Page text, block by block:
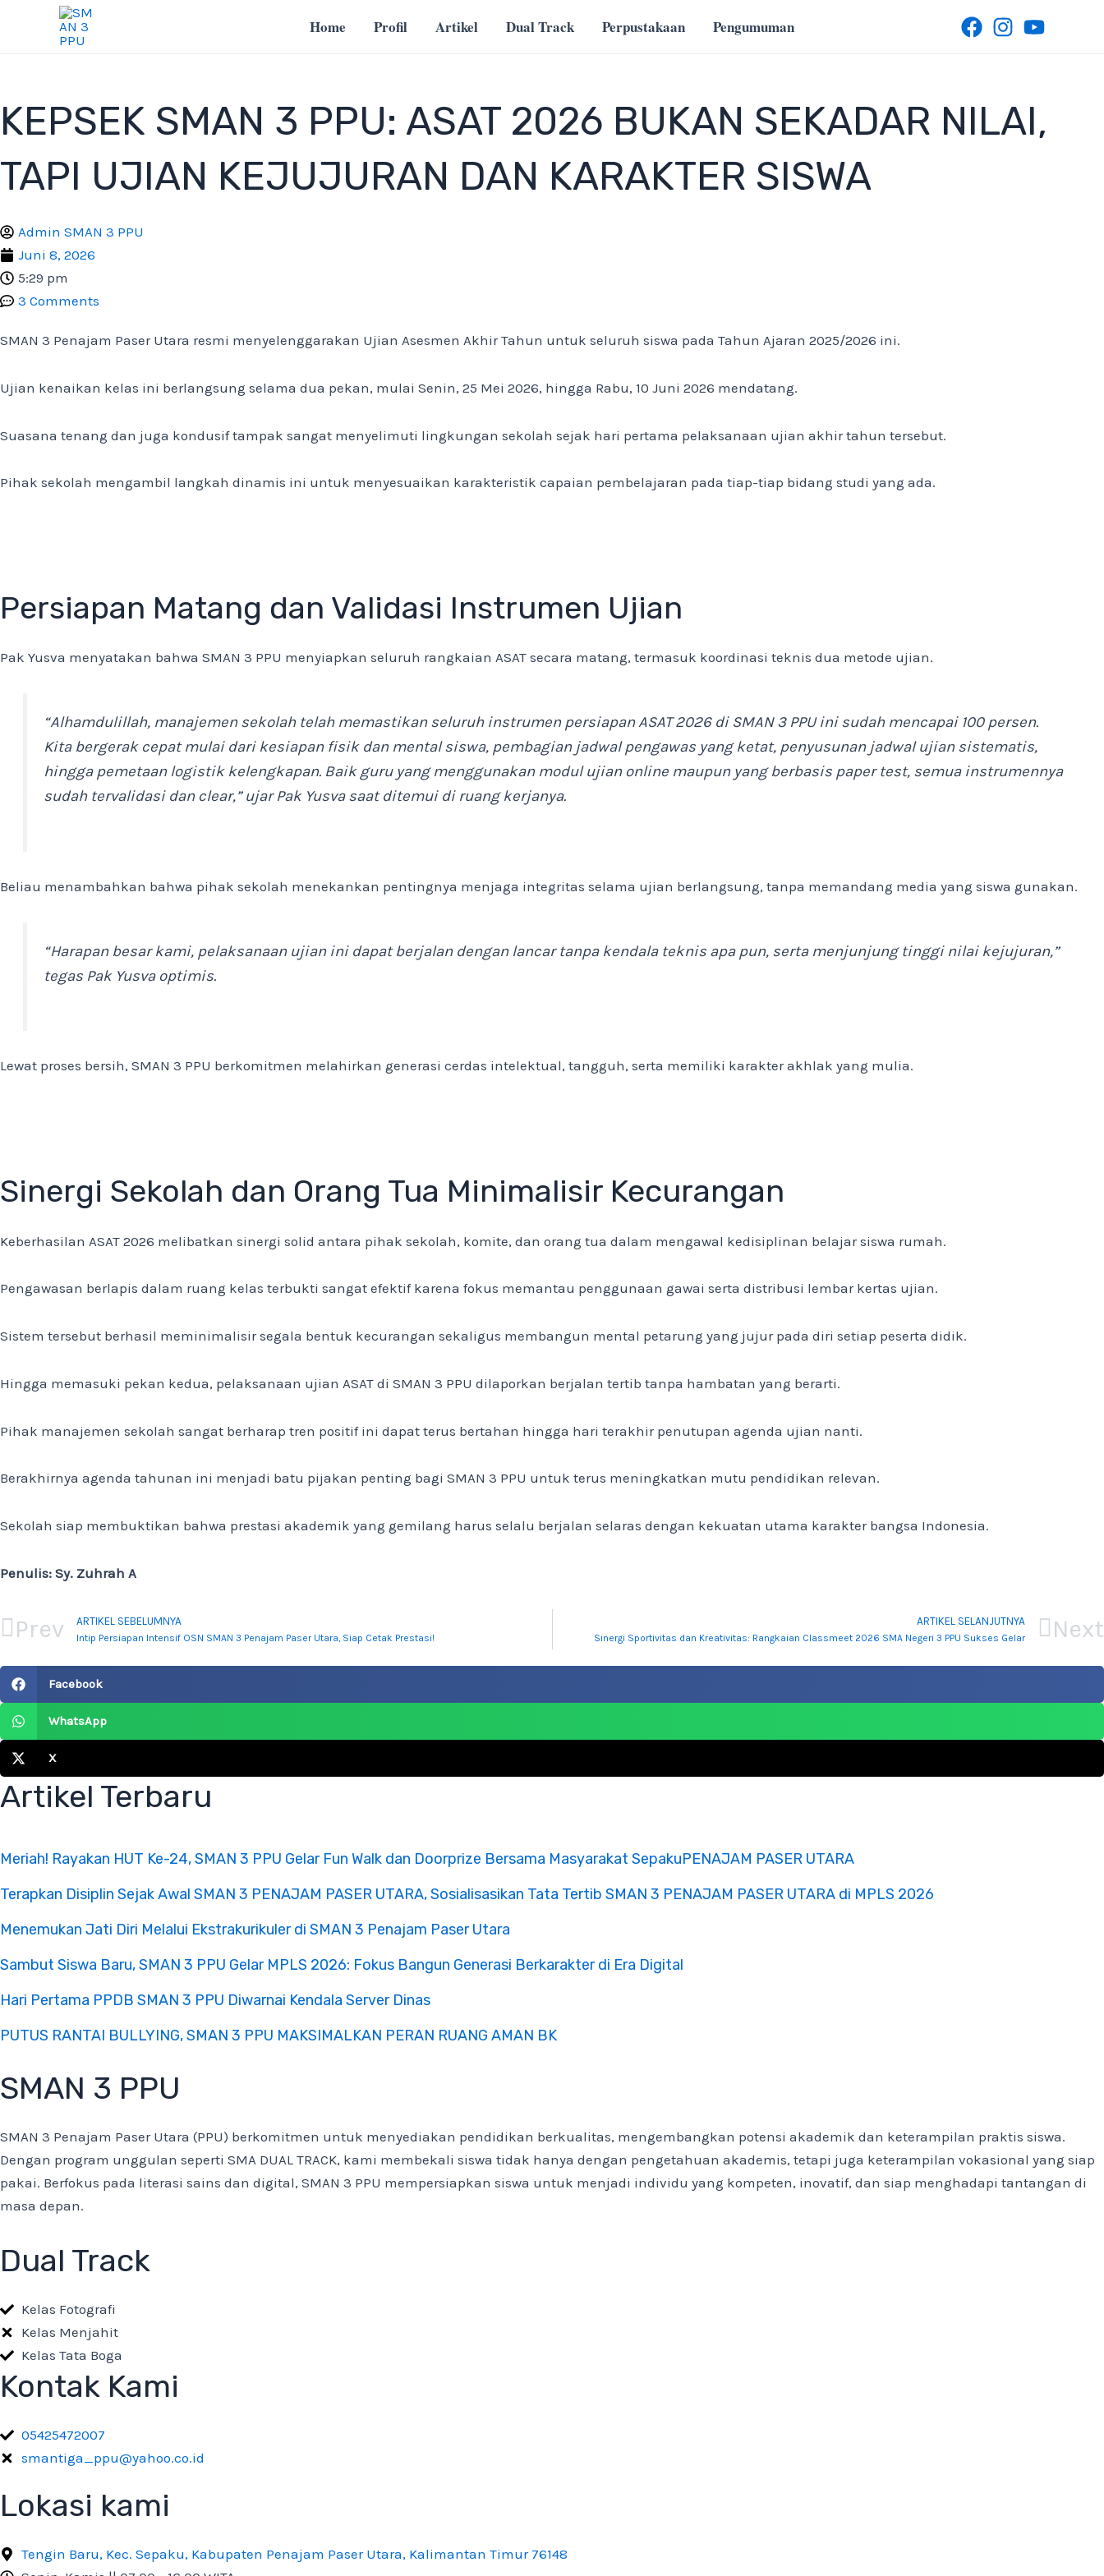
Home Profil Artikel Dual Track Perpustakaan Pengumuman
KEPSEK SMAN 3 PPU: ASAT 2026 BUKAN SEKADAR NILAI,
TAPI UJIAN KEJUJURAN DAN KARAKTER SISWA
Admin SMAN 3 PPU
Juni 8, 2026
5:29 pm
3 Comments
SMAN 3 Penajam Paser Utara resmi menyelenggarakan Ujian Asesmen Akhir Tahun untuk seluruh siswa pada Tahun Ajaran 2025/2026 ini.
Ujian kenaikan kelas ini berlangsung selama dua pekan, mulai Senin, 25 Mei 2026, hingga Rabu, 10 Juni 2026 mendatang.
Suasana tenang dan juga kondusif tampak sangat menyelimuti lingkungan sekolah sejak hari pertama pelaksanaan ujian akhir tahun tersebut.
Pihak sekolah mengambil langkah dinamis ini untuk menyesuaikan karakteristik capaian pembelajaran pada tiap-tiap bidang studi yang ada.
Persiapan Matang dan Validasi Instrumen Ujian
Pak Yusva menyatakan bahwa SMAN 3 PPU menyiapkan seluruh rangkaian ASAT secara matang, termasuk koordinasi teknis dua metode ujian.
“Alhamdulillah, manajemen sekolah telah memastikan seluruh instrumen persiapan ASAT 2026 di SMAN 3 PPU ini sudah mencapai 100 persen.
Kita bergerak cepat mulai dari kesiapan fisik dan mental siswa, pembagian jadwal pengawas yang ketat, penyusunan jadwal ujian sistematis,
hingga pemetaan logistik kelengkapan. Baik guru yang menggunakan modul ujian online maupun yang berbasis paper test, semua instrumennya
sudah tervalidasi dan clear,” ujar Pak Yusva saat ditemui di ruang kerjanya.
Beliau menambahkan bahwa pihak sekolah menekankan pentingnya menjaga integritas selama ujian berlangsung, tanpa memandang media yang siswa gunakan.
“Harapan besar kami, pelaksanaan ujian ini dapat berjalan dengan lancar tanpa kendala teknis apa pun, serta menjunjung tinggi nilai kejujuran,”
tegas Pak Yusva optimis.
Lewat proses bersih, SMAN 3 PPU berkomitmen melahirkan generasi cerdas intelektual, tangguh, serta memiliki karakter akhlak yang mulia.
Sinergi Sekolah dan Orang Tua Minimalisir Kecurangan
Keberhasilan ASAT 2026 melibatkan sinergi solid antara pihak sekolah, komite, dan orang tua dalam mengawal kedisiplinan belajar siswa rumah.
Pengawasan berlapis dalam ruang kelas terbukti sangat efektif karena fokus memantau penggunaan gawai serta distribusi lembar kertas ujian.
Sistem tersebut berhasil meminimalisir segala bentuk kecurangan sekaligus membangun mental petarung yang jujur pada diri setiap peserta didik.
Hingga memasuki pekan kedua, pelaksanaan ujian ASAT di SMAN 3 PPU dilaporkan berjalan tertib tanpa hambatan yang berarti.
Pihak manajemen sekolah sangat berharap tren positif ini dapat terus bertahan hingga hari terakhir penutupan agenda ujian nanti.
Berakhirnya agenda tahunan ini menjadi batu pijakan penting bagi SMAN 3 PPU untuk terus meningkatkan mutu pendidikan relevan.
Sekolah siap membuktikan bahwa prestasi akademik yang gemilang harus selalu berjalan selaras dengan kekuatan utama karakter bangsa Indonesia.
Penulis: Sy. Zuhrah A
Prev ARTIKEL SEBELUMNYA
Intip Persiapan Intensif OSN SMAN 3 Penajam Paser Utara, Siap Cetak Prestasi!
ARTIKEL SELANJUTNYA
Sinergi Sportivitas dan Kreativitas: Rangkaian Classmeet 2026 SMA Negeri 3 PPU Sukses Gelar Next
Facebook
WhatsApp
X
Artikel Terbaru
Meriah! Rayakan HUT Ke-24, SMAN 3 PPU Gelar Fun Walk dan Doorprize Bersama Masyarakat SepakuPENAJAM PASER UTARA
Terapkan Disiplin Sejak Awal SMAN 3 PENAJAM PASER UTARA, Sosialisasikan Tata Tertib SMAN 3 PENAJAM PASER UTARA di MPLS 2026
Menemukan Jati Diri Melalui Ekstrakurikuler di SMAN 3 Penajam Paser Utara
Sambut Siswa Baru, SMAN 3 PPU Gelar MPLS 2026: Fokus Bangun Generasi Berkarakter di Era Digital
Hari Pertama PPDB SMAN 3 PPU Diwarnai Kendala Server Dinas
PUTUS RANTAI BULLYING, SMAN 3 PPU MAKSIMALKAN PERAN RUANG AMAN BK
SMAN 3 PPU
SMAN 3 Penajam Paser Utara (PPU) berkomitmen untuk menyediakan pendidikan berkualitas, mengembangkan potensi akademik dan keterampilan praktis siswa.
Dengan program unggulan seperti SMA DUAL TRACK, kami membekali siswa tidak hanya dengan pengetahuan akademis, tetapi juga keterampilan vokasional yang siap
pakai. Berfokus pada literasi sains dan digital, SMAN 3 PPU mempersiapkan siswa untuk menjadi individu yang kompeten, inovatif, dan siap menghadapi tantangan di
masa depan.
Dual Track
Kelas Fotografi
Kelas Menjahit
Kelas Tata Boga
Kontak Kami
05425472007
smantiga_ppu@yahoo.co.id
Lokasi kami
Tengin Baru, Kec. Sepaku, Kabupaten Penajam Paser Utara, Kalimantan Timur 76148